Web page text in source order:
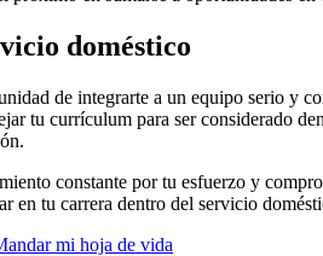
doméstico
de integrarte a un equipo serio y
tu currículum para ser considerado
constante por tu esfuerzo y
en tu carrera dentro del servicio
mi hoja de vida